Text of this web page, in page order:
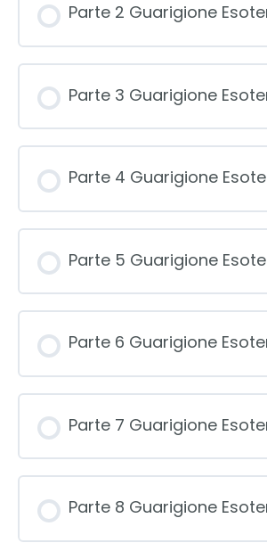
Parte 2 Guarigione
Parte 3 Guarigione
Parte 4 Guarigione
Parte 5 Guarigione
Parte 6 Guarigione
Parte 7 Guarigione
Parte 8 Guarigione